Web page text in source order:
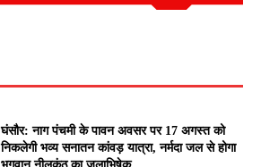
घंसौर: नाग पंचमी के पावन अवसर पर 17 अगस्त को
निकलेगी भव्य सनातन कांवड़ यात्रा, नर्मदा जल से होगा